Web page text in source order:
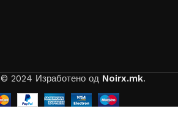
© 2024 Изработено од Noirx.mk.